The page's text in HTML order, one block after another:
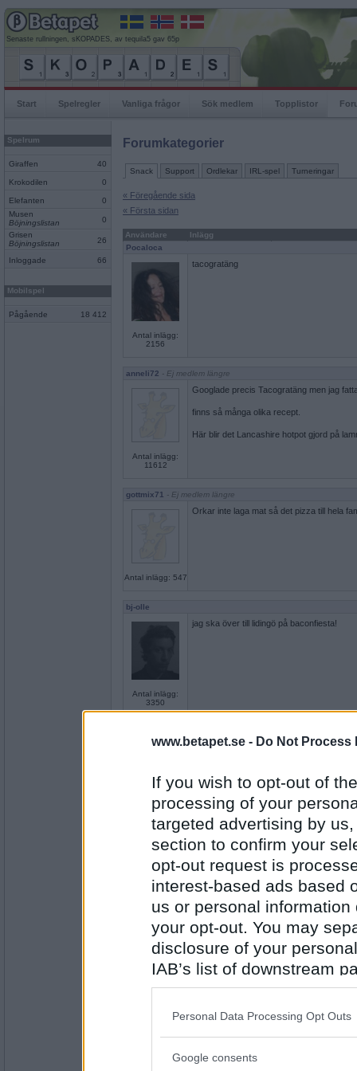
www.betapet.se - Do Not Process
If you wish to opt-out of
processing of your
targeted advertising by
section to confirm your
opt-out request is
interest-based ads based
us or personal
your opt-out. You may
disclosure of your
IAB’s list of downstream
also be disclosed by us
Downstream Participants
Please note that this
Personal Data Processing Opt Outs
Google consents
Senaste rullningen, sKOPADES, av tequila5 gav 65p
Start Spelregler Vanliga frågor Sök medlem Topplistor
Spelrum
Giraffen 40
Krokodilen 0
Elefanten
0
Musen
Böjningslistan
0
Grisen
Böjningslistan
26
Inloggade 66
Mobilspel
Pågående 18 412
Forumkategorier
Snack Support Ordlekar IRL-spel Turneringar
« Föregående sida
« Första sidan
Användare
Inlägg
Pocaloca
Antal inlägg:
2156
tacogratäng
anneli72 - Ej medlem längre
Antal inlägg:
11612
Googlade precis Tacogratäng men jag
finns så många olika recept.
Här blir det Lancashire hotpot gjord på
gottmix71 - Ej medlem längre
Antal inlägg: 547
Orkar inte laga mat så det pizza till hela
bj-olle
Antal inlägg:
3350
jag ska över till lidingö på baconfiesta!
Antal inlägg: 547
lövbiff, pommes och bea
Antal inlägg:
3350
på pizza?
gottmix71- Ej medlem längre
Antal inlägg: 547
pizzan var ju igår!!! :) Häng med lite i